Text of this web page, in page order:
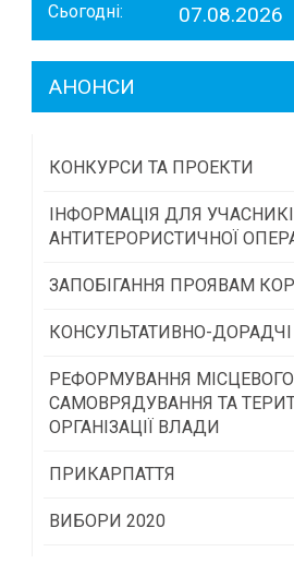
Сьогодні: 07.08.2026
АНОНСИ
КОНКУРСИ ТА ПРОЕКТИ
Конкурс проектів та програм
самоврядування
суспільства
Програми/конкурси МТД
ІНФОРМАЦІЯ ДЛЯ
АНТИТЕРОРИСТИЧНОЇ
ЗАПОБІГАННЯ ПРОЯВАМ
КОНСУЛЬТАТИВНО-
Консультативна рада
РЕФОРМУВАННЯ МІСЦЕВОГО
САМОВРЯДУВАННЯ ТА
ОРГАНІЗАЦІЇ ВЛАДИ
ПРИКАРПАТТЯ
Історична довідка
ВИБОРИ 2020